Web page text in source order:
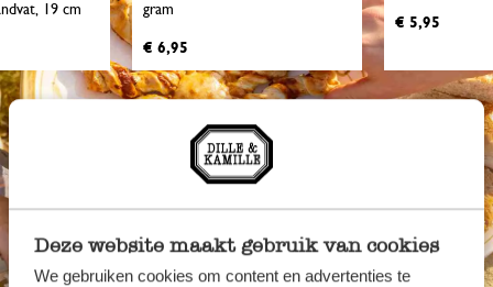
Deze website maakt gebruik van cookies
We gebruiken cookies om content en advertenties te
19 cm
gram
€ 6,95
€ 5,95